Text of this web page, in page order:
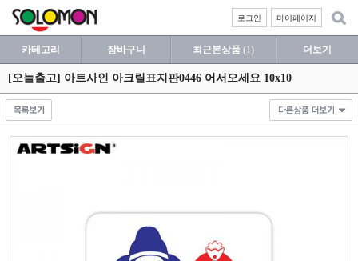
마이페이지
로그인
카테고리 장바구니 최근본상품 (1) 더보기
[오늘출고] 아트사인 아크릴표지판0446 어서오세요 10x10